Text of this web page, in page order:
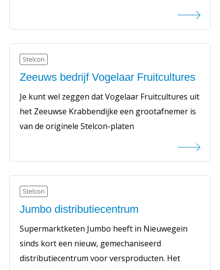
Stelcon
Zeeuws bedrijf Vogelaar Fruitcultures
Je kunt wel zeggen dat Vogelaar Fruitcultures uit
het Zeeuwse Krabbendijke een grootafnemer is
van de originele Stelcon-platen
Stelcon
Jumbo distributiecentrum
Supermarktketen Jumbo heeft in Nieuwegein
sinds kort een nieuw, gemechaniseerd
distributiecentrum voor versproducten. Het